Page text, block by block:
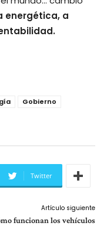
energética, a
Gobierno
Twitter
Artículo siguiente
funcionan los vehículos